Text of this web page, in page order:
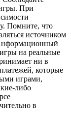
При
Помните, что
источником
на реальные
ни в
которые
играми,
либо
в